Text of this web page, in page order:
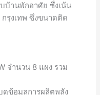
บ้านพักอาศัย ซึ่งเน้น
รุงเทพ ซึ่งขนาดติด
จำนวน 8 แผง รวม
ดูข้อมูลการผลิตพลัง